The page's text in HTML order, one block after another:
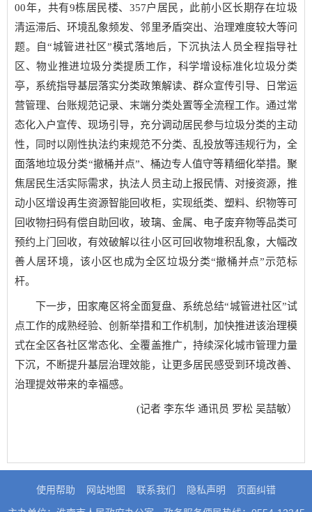
00年，共有9栋居民楼、357户居民，此前小区长期存在垃圾
清运滞后、环境乱象频发、邻里矛盾突出、治理难度较大等问
题。自“城管进社区”模式落地后，下沉执法人员全程指导社
区、物业推进垃圾分类提质工作，科学增设标准化垃圾分类
亭，系统指导基层落实分类政策解读、群众宣传引导、日常运
营管理、台账规范记录、末端分类处置等全流程工作。通过常
态化入户宣传、现场引导，充分调动居民参与垃圾分类的主动
性，同时以刚性执法约束规范不分类、乱投放等违规行为，全
面落地垃圾分类“撤桶并点”、桶边专人值守等精细化举措。聚
焦居民生活实际需求，执法人员主动上报民情、对接资源，推
动小区增设再生资源智能回收柜，实现纸类、塑料、织物等可
回收物扫码有偿自助回收，玻璃、金属、电子废弃物等品类可
预约上门回收，有效破解以往小区可回收物堆积乱象，大幅改
善人居环境，该小区也成为全区垃圾分类“撤桶并点”示范标
杆。
下一步，田家庵区将全面复盘、系统总结“城管进社区”试
点工作的成熟经验、创新举措和工作机制，加快推进该治理模
式在全区各社区常态化、全覆盖推广，持续深化城市管理力量
下沉，不断提升基层治理效能，让更多居民感受到环境改善、
治理提效带来的幸福感。
(记者 李东华 通讯员 罗松 吴喆敏）
使用帮助 网站地图 联系我们 隐私声明 页面纠错